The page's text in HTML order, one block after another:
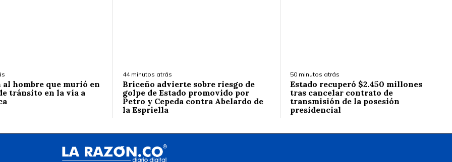
hombre que murió en
tránsito en la vía a
44 minutos atrás
Briceño advierte sobre riesgo de
golpe de Estado promovido por
Petro y Cepeda contra Abelardo de
la Espriella
50 minutos atrás
Estado recuperó $2.450 millones
tras cancelar contrato de
transmisión de la posesión
presidencial